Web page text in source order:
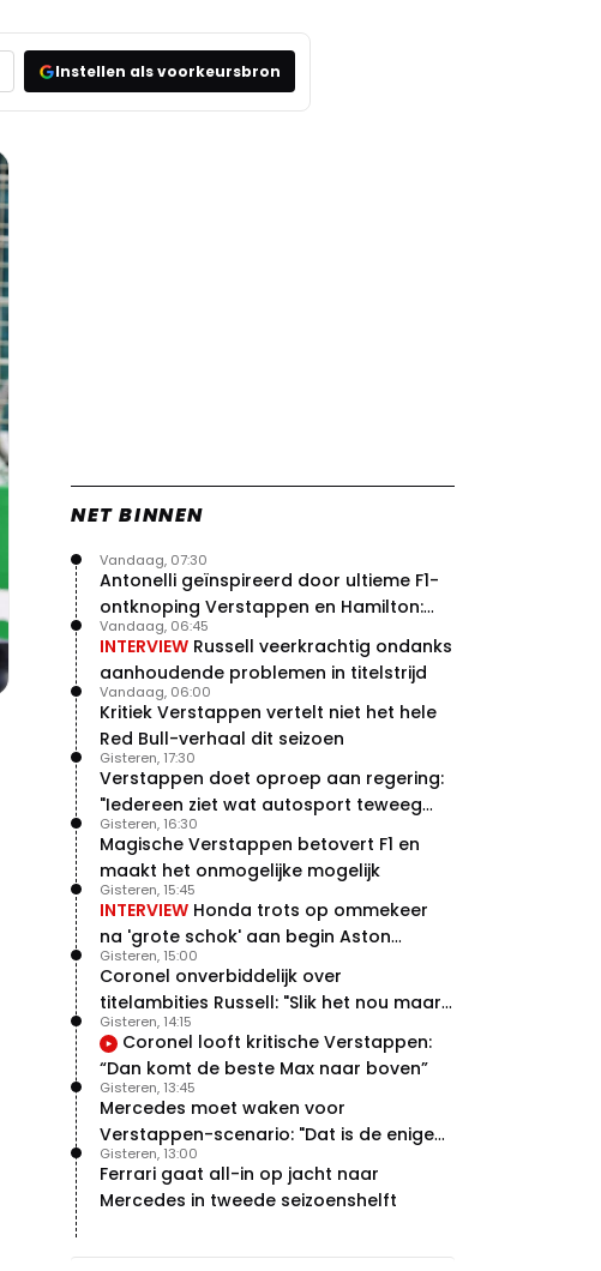
Instellen als voorkeursbron
NET BINNEN
Antonelli geïnspireerd door ultieme F1-
ontknoping Verstappen en Hamilton:
"Leven of dood!"
Vandaag, 07:30
INTERVIEW Russell veerkrachtig ondanks
aanhoudende problemen in titelstrijd
Vandaag, 06:45
Kritiek Verstappen vertelt niet het hele
Red Bull-verhaal dit seizoen
Vandaag, 06:00
Verstappen doet oproep aan regering:
"Iedereen ziet wat autosport teweeg
brengt"
Gisteren, 17:30
Magische Verstappen betovert F1 en
maakt het onmogelijke mogelijk
Gisteren, 16:30
INTERVIEW Honda trots op ommekeer
na 'grote schok' aan begin Aston
Martin-avontuur
Gisteren, 15:45
Coronel onverbiddelijk over
titelambities Russell: "Slik het nou maar
gewoon"
Gisteren, 15:00
Coronel looft kritische Verstappen:
“Dan komt de beste Max naar boven”
Gisteren, 14:15
Mercedes moet waken voor
Verstappen-scenario: "Dat is de enige
manier"
Gisteren, 13:45
Ferrari gaat all-in op jacht naar
Mercedes in tweede seizoenshelft
Gisteren, 13:00